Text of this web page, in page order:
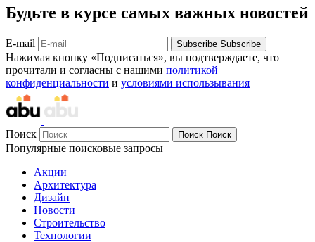
Будьте в курсе самых важных новостей
E-mail Subscribe Subscribe
Нажимая кнопку «Подписаться», вы подтверждаете, что
прочитали и согласны с нашими политикой
конфиденциальности и условиями использывания
Поиск Поиск Поиск
Популярные поисковые запросы
Акции
Архитектура
Дизайн
Новости
Строительство
Технологии